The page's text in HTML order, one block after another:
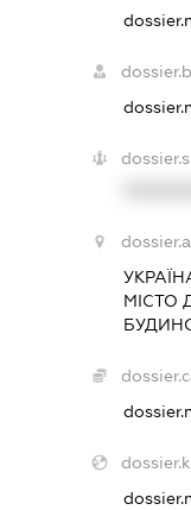
МІСТО